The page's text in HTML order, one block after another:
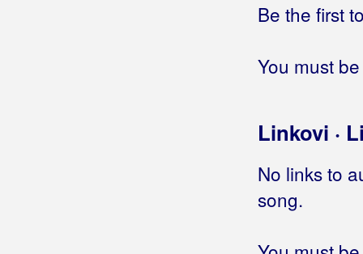
Be the first
You must
Linkovi ·
No links to
song.